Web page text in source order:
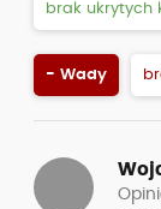
brak ukrytych
- Wady